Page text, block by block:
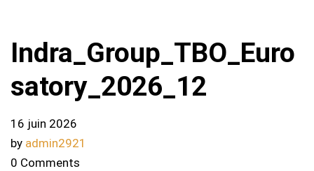
Indra_Group_TBO_Euro
satory_2026_12
16 juin 2026
by admin2921
0 Comments